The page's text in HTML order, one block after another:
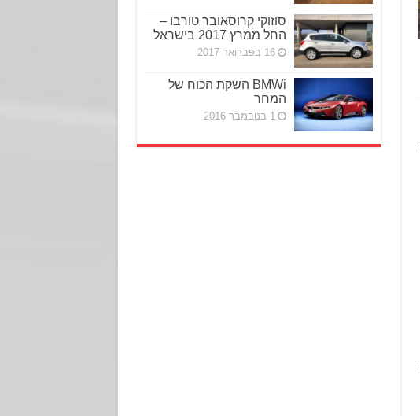
סוזוקי קרוסאובר טורבו –
החל ממרץ 2017 בישראל
16 בפברואר 2017
BMWi השקת הכוח של
המחר
1 בנובמבר 2016